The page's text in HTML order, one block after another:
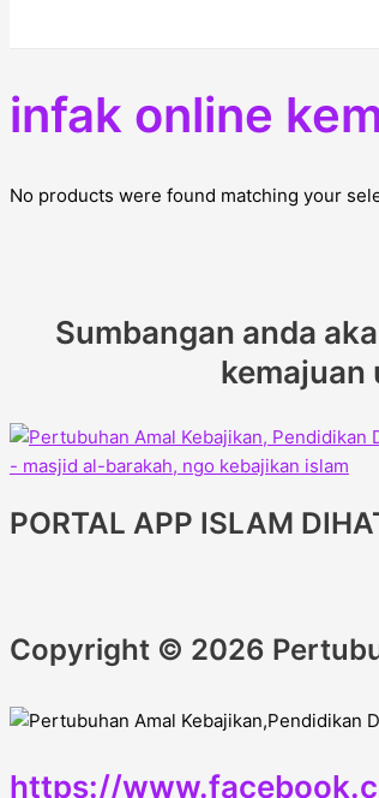
infak online
No products were found matching your
Sumbangan anda
kemajuan
PORTAL APP ISLAM
Copyright © 2026
https://